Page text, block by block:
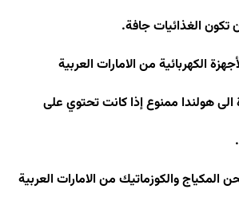
الغذائيات جافة.
الكهربائية من الامارات العربية
الى هولندا ممنوع إذا كانت تحتوي على
.
المكياج والكوزماتيك من الامارات العربية